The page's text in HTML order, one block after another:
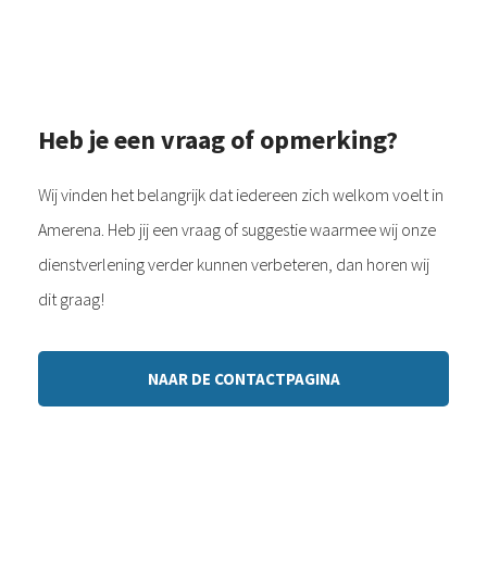
Heb je een vraag of opmerking?
Wij vinden het belangrijk dat iedereen zich welkom voelt in
Amerena. Heb jij een vraag of suggestie waarmee wij onze
dienstverlening verder kunnen verbeteren, dan horen wij
dit graag!
NAAR DE CONTACTPAGINA